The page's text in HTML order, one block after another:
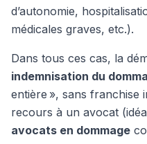
d’autonomie,
médicales graves, etc.).
Dans tous ces cas, la
indemnisation du
entière », sans franchise
recours à un avocat
avocats en dommage